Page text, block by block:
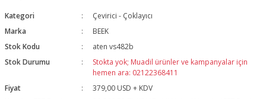
Kategori
Çevirici - Çoklayıcı
Marka
BEEK
Stok Kodu
aten vs482b
Stok Durumu
Stokta yok; Muadil ürünler ve kampanyalar için
hemen ara: 02122368411
Fiyat
379,00 USD + KDV